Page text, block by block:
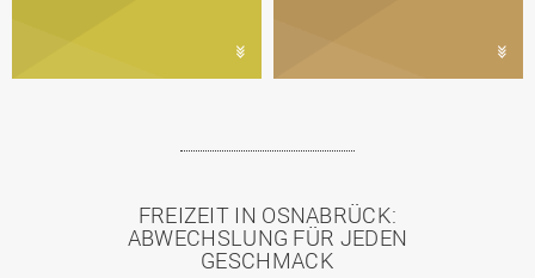
FREIZEIT IN OSNABRÜCK:
ABWECHSLUNG FÜR JEDEN
GESCHMACK